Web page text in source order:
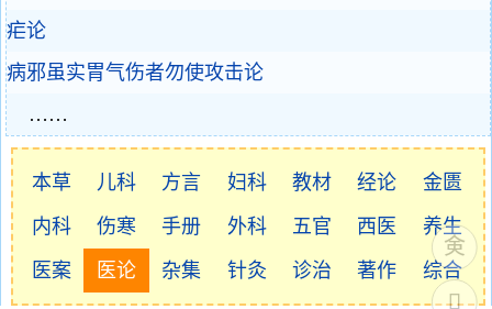
疟论
病邪虽实胃气伤者勿使攻击论
……
本草 儿科 方言 妇科 教材 经论
金匮
内科
伤寒 手册 外科 五官 西医
养生
医案
医论 杂集 针灸 诊治 著作 综合